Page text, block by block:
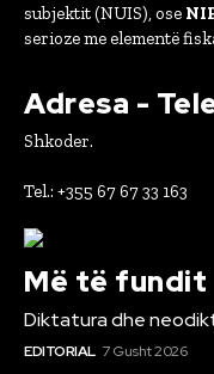
subjektit (NUIS), ose
serioze me elementë
Adresa -
Shkoder.
Tel.: +355 67 67 33 163
Më të fundit
Diktatura dhe
EDITORIAL 7 Gusht 2026